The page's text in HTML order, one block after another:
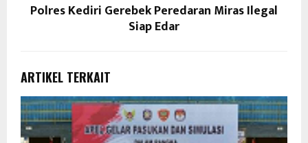
Polres Kediri Gerebek Peredaran Miras Ilegal
Siap Edar
ARTIKEL TERKAIT